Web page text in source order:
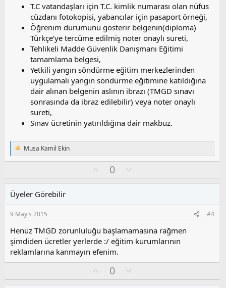
T.C vatandaşları için T.C. kimlik numarası olan nüfus
cüzdanı fotokopisi, yabancılar için pasaport örneği,
Öğrenim durumunu gösterir belgenin(diploma)
Türkçe’ye tercüme edilmiş noter onaylı sureti,
Tehlikeli Madde Güvenlik Danışmanı Eğitimi
tamamlama belgesi,
Yetkili yangın söndürme eğitim merkezlerinden
uygulamalı yangın söndürme eğitimine katıldığına
dair alınan belgenin aslının ibrazı (TMGD sınavı
sonrasında da ibraz edilebilir) veya noter onaylı
sureti,
Sınav ücretinin yatırıldığına dair makbuz.
T
e
i
l
e
r
Musa Kamil Ekin
y
0
l
s
u
z
o
l
Üyeler Görebilir
9 Mayıs 2015 #4
Henüz TMGD zorunluluğu başlamamasına rağmen
şimdiden ücretler yerlerde :/ eğitim kurumlarının
reklamlarına kanmayın efenim.
y
0
l